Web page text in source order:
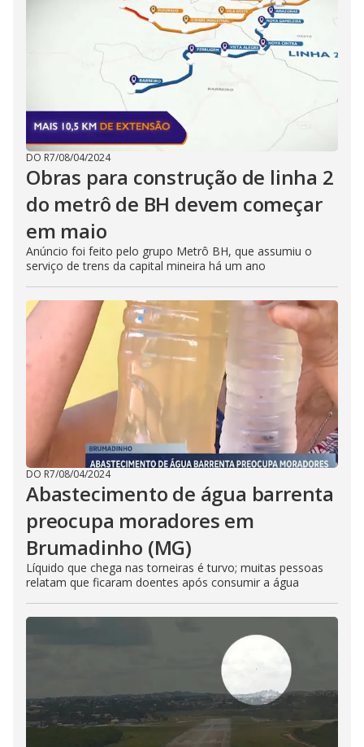
DO R7/08/04/2024
Obras para construção de linha 2
do metrô de BH devem começar
em maio
Anúncio foi feito pelo grupo Metrô BH, que assumiu o
serviço de trens da capital mineira há um ano
DO R7/08/04/2024
Abastecimento de água barrenta
preocupa moradores em
Brumadinho (MG)
Líquido que chega nas torneiras é turvo; muitas pessoas
relatam que ficaram doentes após consumir a água